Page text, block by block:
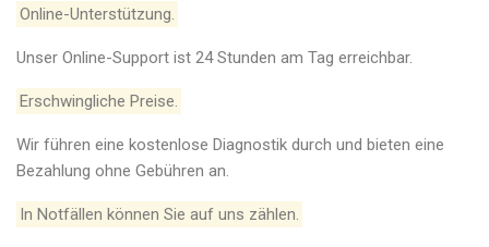
Online-Unterstützung.
Unser Online-Support ist 24 Stunden am Tag erreichbar.
Erschwingliche Preise.
Wir führen eine kostenlose Diagnostik durch und bieten eine
Bezahlung ohne Gebühren an.
In Notfällen können Sie auf uns zählen.